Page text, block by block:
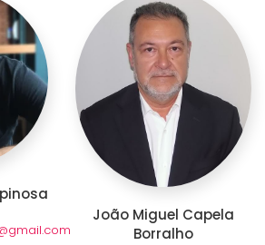
João Miguel Capela
Borralho